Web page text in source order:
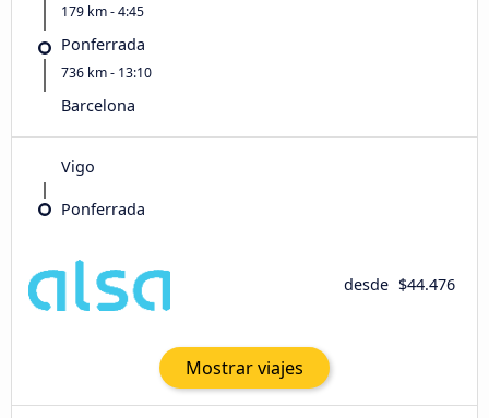
179 km - 4:45
Ponferrada
736 km - 13:10
Barcelona
Vigo
Ponferrada
desde $44.476
Mostrar viajes